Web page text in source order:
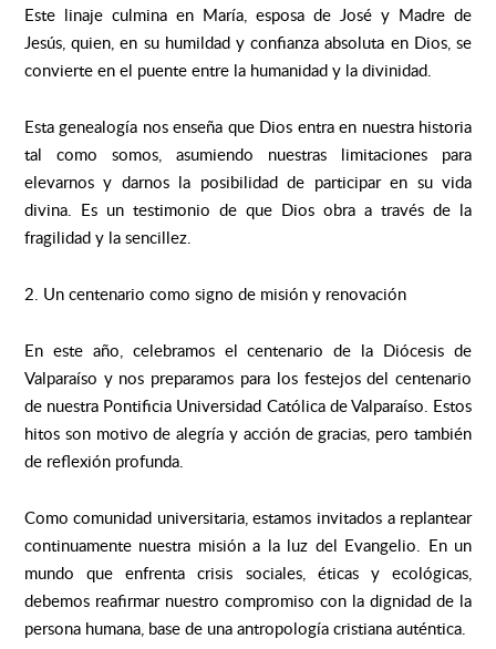
Este linaje culmina en María, esposa de José y Madre de
Jesús, quien, en su humildad y confianza absoluta en Dios, se
convierte en el puente entre la humanidad y la divinidad.
Esta genealogía nos enseña que Dios entra en nuestra historia
tal como somos, asumiendo nuestras limitaciones para
elevarnos y darnos la posibilidad de participar en su vida
divina. Es un testimonio de que Dios obra a través de la
fragilidad y la sencillez.
2. Un centenario como signo de misión y renovación
En este año, celebramos el centenario de la Diócesis de
Valparaíso y nos preparamos para los festejos del centenario
de nuestra Pontificia Universidad Católica de Valparaíso. Estos
hitos son motivo de alegría y acción de gracias, pero también
de reflexión profunda.
Como comunidad universitaria, estamos invitados a replantear
continuamente nuestra misión a la luz del Evangelio. En un
mundo que enfrenta crisis sociales, éticas y ecológicas,
debemos reafirmar nuestro compromiso con la dignidad de la
persona humana, base de una antropología cristiana auténtica.